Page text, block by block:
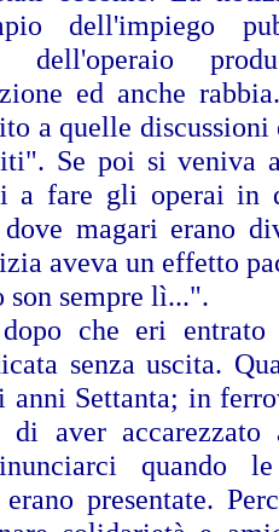
dell'impiego
ed anche
a quelle discussioni
Se poi si veniva
a fare gli operai in
magari erano
aveva un effetto
sempre lì...".
che eri
senza uscita.
anni Settanta; in
aver accarezzato
quando
presentate.